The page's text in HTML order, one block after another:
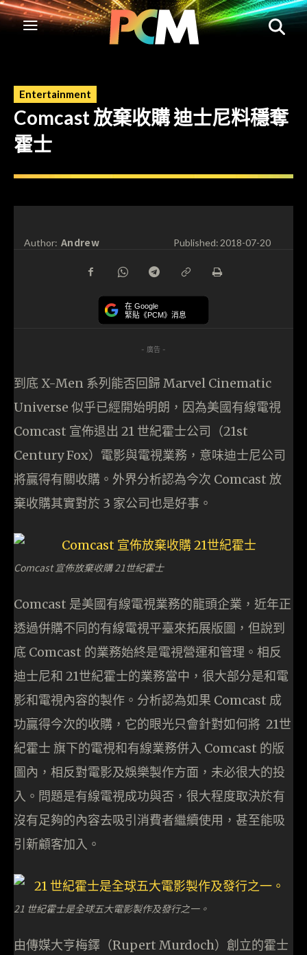
Entertainment
Comcast 放棄收購 迪士尼料穩奪
霍士
Author: Andrew Published:2018-07-20
在 Google
緊貼《PCM》消息
- 廣告 -
到底 X-Men 系列能否回歸 Marvel Cinematic
Universe 似乎已經開始明朗，因為美國有線電視
Comcast 宣佈退出 21 世紀霍士公司（21st
Century Fox）電影與電視業務，意味迪士尼公司
將贏得有關收購。外界分析認為今次 Comcast 放
棄收購其實對於 3 家公司也是好事。
Comcast 宣佈放棄收購 21世紀霍士
Comcast 是美國有線電視業務的龍頭企業，近年正
透過併購不同的有線電視平臺來拓展版圖，但說到
底 Comcast 的業務始終是電視營運和管理。相反
迪士尼和 21世紀霍士的業務當中，很大部分是和電
影和電視內容的製作。分析認為如果 Comcast 成
功贏得今次的收購，它的眼光只會針對如何將 21世
紀霍士 旗下的電視和有線業務併入 Comcast 的版
圖內，相反對電影及娛樂製作方面，未必很大的投
入。問題是有線電視成功與否，很大程度取決於有
沒有足夠的內容去吸引消費者繼續使用，甚至能吸
引新顧客加入。
21 世紀霍士是全球五大電影製作及發行之一。
由傳媒大亨梅鐸（Rupert Murdoch）創立的霍士